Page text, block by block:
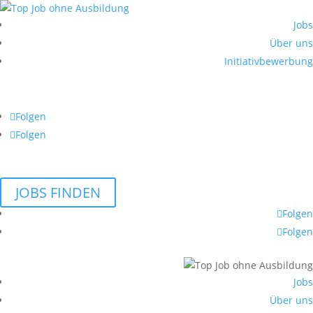
Jobs
Über uns
Initiativbewerbung
Folgen
Folgen
JOBS FINDEN
Folgen
Folgen
Jobs
Über uns